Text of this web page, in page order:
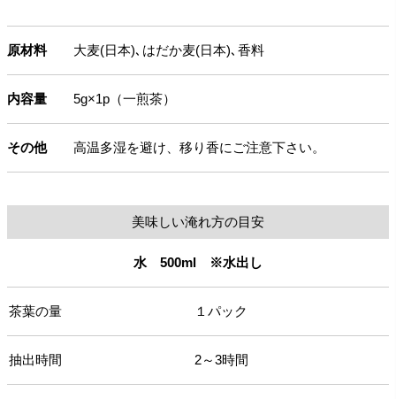
原材料 大麦(日本)､はだか麦(日本)､香料
内容量 5g×1p（一煎茶）
その他 高温多湿を避け、移り香にご注意下さい。
美味しい淹れ方の目安
水 500ml ※水出し
茶葉の量 １パック
抽出時間 2～3時間